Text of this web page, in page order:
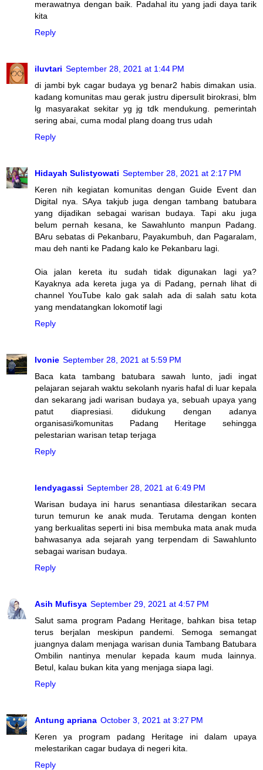
merawatnya dengan baik. Padahal itu yang jadi daya tarik
kita
Reply
iluvtari September 28, 2021 at 1:44 PM
di jambi byk cagar budaya yg benar2 habis dimakan usia.
kadang komunitas mau gerak justru dipersulit birokrasi, blm
lg masyarakat sekitar yg jg tdk mendukung. pemerintah
sering abai, cuma modal plang doang trus udah
Reply
Hidayah Sulistyowati September 28, 2021 at 2:17 PM
Keren nih kegiatan komunitas dengan Guide Event dan
Digital nya. SAya takjub juga dengan tambang batubara
yang dijadikan sebagai warisan budaya. Tapi aku juga
belum pernah kesana, ke Sawahlunto manpun Padang.
BAru sebatas di Pekanbaru, Payakumbuh, dan Pagaralam,
mau deh nanti ke Padang kalo ke Pekanbaru lagi.
Oia jalan kereta itu sudah tidak digunakan lagi ya?
Kayaknya ada kereta juga ya di Padang, pernah lihat di
channel YouTube kalo gak salah ada di salah satu kota
yang mendatangkan lokomotif lagi
Reply
Ivonie September 28, 2021 at 5:59 PM
Baca kata tambang batubara sawah lunto, jadi ingat
pelajaran sejarah waktu sekolanh nyaris hafal di luar kepala
dan sekarang jadi warisan budaya ya, sebuah upaya yang
patut diapresiasi. didukung dengan adanya
organisasi/komunitas Padang Heritage sehingga
pelestarian warisan tetap terjaga
Reply
lendyagassi September 28, 2021 at 6:49 PM
Warisan budaya ini harus senantiasa dilestarikan secara
turun temurun ke anak muda. Terutama dengan konten
yang berkualitas seperti ini bisa membuka mata anak muda
bahwasanya ada sejarah yang terpendam di Sawahlunto
sebagai warisan budaya.
Reply
Asih Mufisya September 29, 2021 at 4:57 PM
Salut sama program Padang Heritage, bahkan bisa tetap
terus berjalan meskipun pandemi. Semoga semangat
juangnya dalam menjaga warisan dunia Tambang Batubara
Ombilin nantinya menular kepada kaum muda lainnya.
Betul, kalau bukan kita yang menjaga siapa lagi.
Reply
Antung apriana October 3, 2021 at 3:27 PM
Keren ya program padang Heritage ini dalam upaya
melestarikan cagar budaya di negeri kita.
Reply